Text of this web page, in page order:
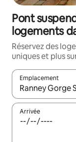
Pont
logements
Réservez des
uniques et plus
Emplacement
Quand les
Arrivée